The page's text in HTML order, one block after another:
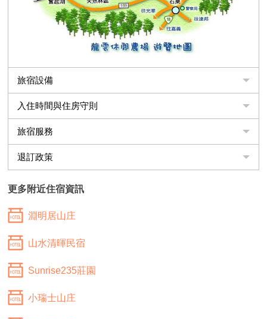
旅宿設備
入住時間與住房守則
旅宿服務
退訂政策
更多附近住宿資訊
淵明居山庄
山水清暉民宿
Sunrise235莊園
小瑞士山庄